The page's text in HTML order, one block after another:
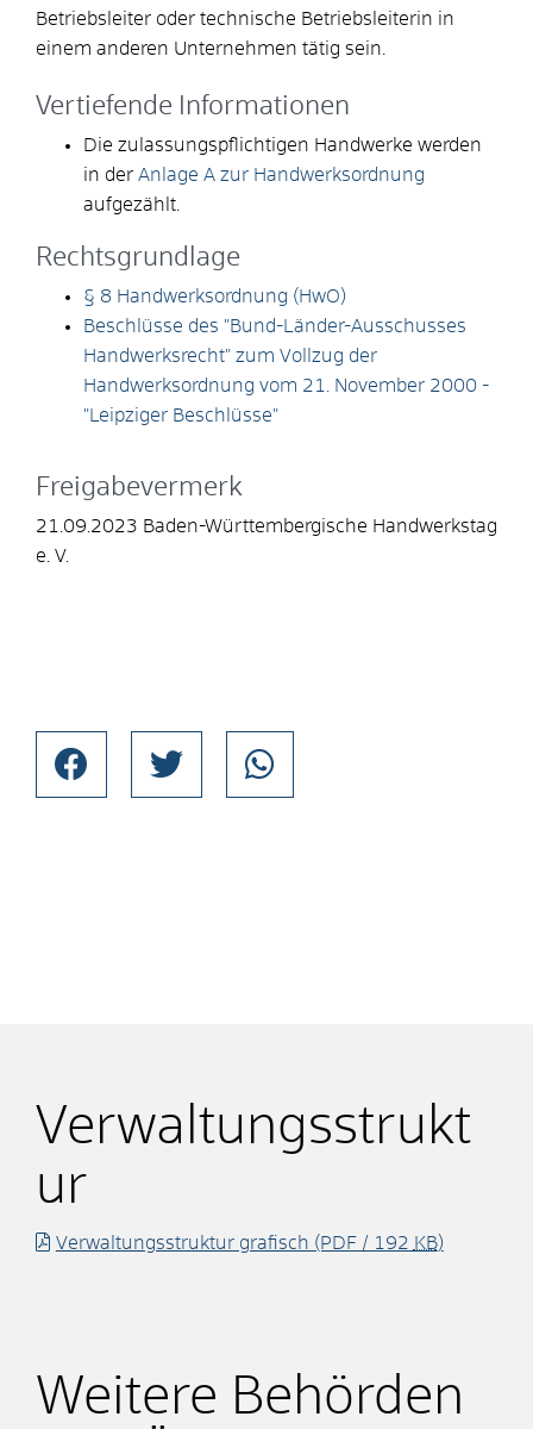
Betriebsleiter oder technische Betriebsleiterin in
einem anderen Unternehmen tätig sein.
Vertiefende Informationen
Die zulassungspflichtigen Handwerke werden
in der Anlage A zur Handwerksordnung
aufgezählt.
Rechtsgrundlage
§ 8 Handwerksordnung (HwO)
Beschlüsse des "Bund-Länder-Ausschusses
Handwerksrecht" zum Vollzug der
Handwerksordnung vom 21. November 2000 -
"Leipziger Beschlüsse"
Freigabevermerk
21.09.2023 Baden-Württembergische Handwerkstag
e. V.
Verwaltungsstrukt
ur
Verwaltungsstruktur grafisch (PDF / 192 KB)
Weitere Behörden